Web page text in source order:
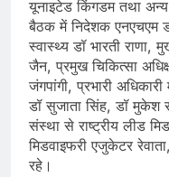
यूनाइटेड किंगडम तथा अन्य
बैठक में निदेशक एनएचएम
स्वास्थ्य डॉ भारती राणा,
जैन, प्रमुख चिकित्सा
जंगपांगी, प्रभारी
डॉ सुजाता सिंह, डॉ मुकेश
संस्था से राष्ट्रीय लीड
मिडवाइफरी एजुकेटर
रहे।